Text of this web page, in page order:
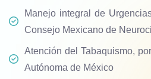
Manejo integral de
Consejo Mexicano de
Atención del Tabaquismo,
Autónoma de México